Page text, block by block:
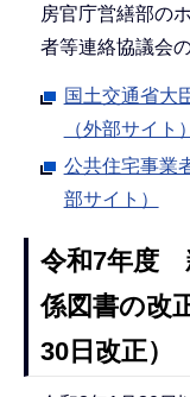
房官庁営繕部の
者等連絡協議会
国土交通省大
（外部サイト）
公共住宅事業
部サイト）
令和7年度
係図書の改
30日改正）